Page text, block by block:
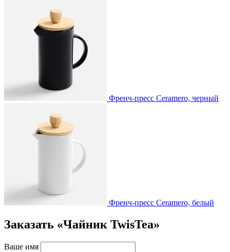
Френч-пресс Ceramero, черный
Френч-пресс Ceramero, белый
Заказать «Чайник TwisTea»
Ваше имя